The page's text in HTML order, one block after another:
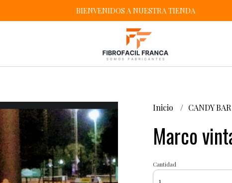
BIENVENIDOS A NUESTRA TIENDA
Inicio CANDY BAR
Marco
Cantidad